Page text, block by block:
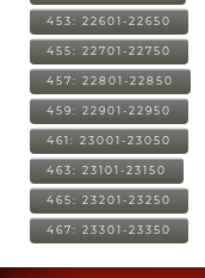
453: 22601-22650
455: 22701-22750
457: 22801-22850
459: 22901-22950
461: 23001-23050
463: 23101-23150
465: 23201-23250
467: 23301-23350